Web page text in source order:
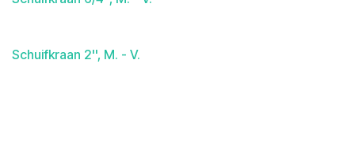
Schuifkraan 2'', M. - V.